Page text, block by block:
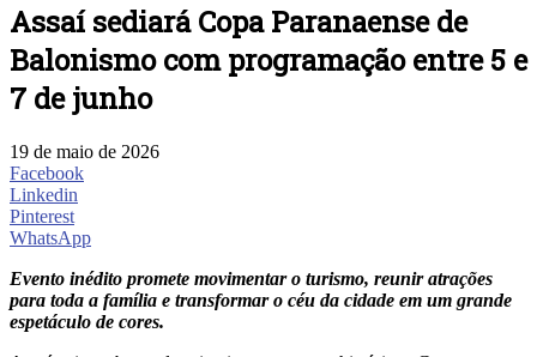
Assaí sediará Copa Paranaense de
Balonismo com programação entre 5 e
7 de junho
19 de maio de 2026
Facebook
Linkedin
Pinterest
WhatsApp
Evento inédito promete movimentar o turismo, reunir atrações
para toda a família e transformar o céu da cidade em um grande
espetáculo de cores.